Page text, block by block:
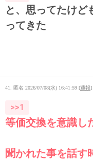
と、思ってたけ
ってきた
41. 匿名 2026/07/08(水) 16:41:59 [通報]
>>1
等価交換を意識し
聞かれた事を話す